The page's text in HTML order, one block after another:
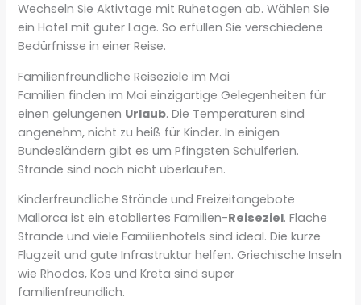
Wechseln Sie Aktivtage mit Ruhetagen ab. Wählen Sie
ein Hotel mit guter Lage. So erfüllen Sie verschiedene
Bedürfnisse in einer Reise.
Familienfreundliche Reiseziele im Mai
Familien finden im Mai einzigartige Gelegenheiten für
einen gelungenen Urlaub. Die Temperaturen sind
angenehm, nicht zu heiß für Kinder. In einigen
Bundesländern gibt es um Pfingsten Schulferien.
Strände sind noch nicht überlaufen.
Kinderfreundliche Strände und Freizeitangebote
Mallorca ist ein etabliertes Familien-Reiseziel. Flache
Strände und viele Familienhotels sind ideal. Die kurze
Flugzeit und gute Infrastruktur helfen. Griechische Inseln
wie Rhodos, Kos und Kreta sind super
familienfreundlich.